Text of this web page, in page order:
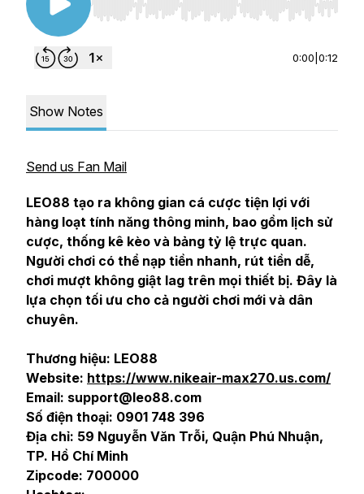
Use Left/Right to seek, Home/End to jump to
0:00 0:12
Show Notes
Send us Fan Mail
LEO88 tạo ra không gian cá cược tiện lợi với
hàng loạt tính năng thông minh, bao gồm lịch sử
cược, thống kê kèo và bảng tỷ lệ trực quan.
Người chơi có thể nạp tiền nhanh, rút tiền dễ,
chơi mượt không giật lag trên mọi thiết bị. Đây là
lựa chọn tối ưu cho cả người chơi mới và dân
chuyên.
Thương hiệu: LEO88
Website: https://www.nikeair-max270.us.com/
Email: support@leo88.com
Số điện thoại: 0901 748 396
Địa chỉ: 59 Nguyễn Văn Trỗi, Quận Phú Nhuận,
TP. Hồ Chí Minh
Zipcode: 700000